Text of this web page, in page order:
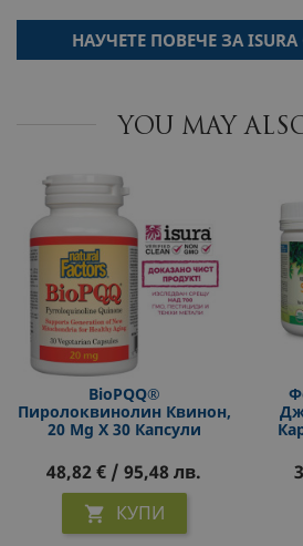
НАУЧЕТЕ ПОВЕЧЕ ЗА
YOU MAY
BioPQQ®
Пиролоквинолин Квинон,
20 Mg Х 30 Капсули
48,82 € / 95,48 лв.
 КУПИ